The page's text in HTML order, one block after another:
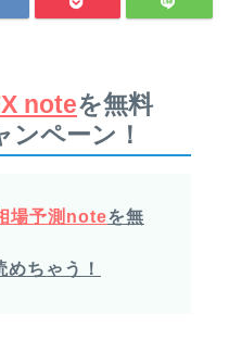
noteを無料
ンペーン！
場予測noteを無
めちゃう！